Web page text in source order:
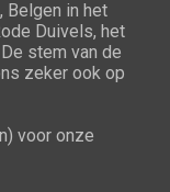
Belgen in het
Duivels, het
stem van de
zeker ook op
voor onze